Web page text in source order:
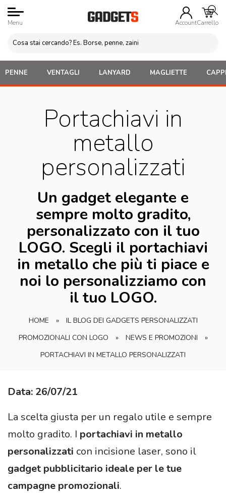
Menu AccountCarrello
PENNE VENTAGLI LANYARD MAGLIETTE
Portachiavi in
metallo
personalizzati
Un gadget elegante e
sempre molto gradito,
personalizzato con il tuo
LOGO. Scegli il portachiavi
in metallo che più ti piace e
noi lo personalizziamo con
il tuo LOGO.
HOME »
IL BLOG DEI GADGETS PERSONALIZZATI
PROMOZIONALI CON LOGO
» NEWS E PROMOZIONI
»
PORTACHIAVI IN METALLO PERSONALIZZATI
Data: 26/07/21
La scelta giusta per un regalo utile e sempre
molto gradito. I portachiavi in metallo
personalizzati con incisione laser, sono il
gadget pubblicitario ideale per le tue
campagne promozionali.